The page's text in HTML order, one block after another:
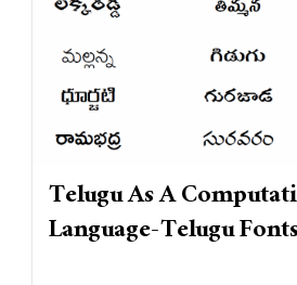
Telugu As A
Language-Telugu